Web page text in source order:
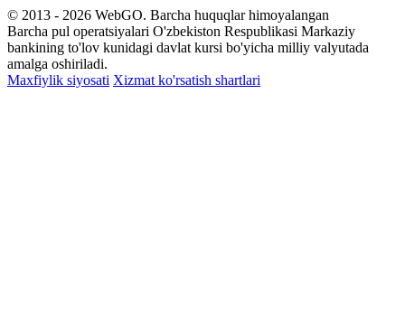
© 2013 - 2026 WebGO. Barcha huquqlar himoyalangan
Barcha pul operatsiyalari O'zbekiston Respublikasi Markaziy
bankining to'lov kunidagi davlat kursi bo'yicha milliy valyutada
amalga oshiriladi.
Maxfiylik siyosati Xizmat ko'rsatish shartlari